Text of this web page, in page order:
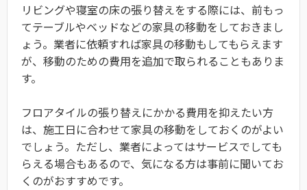
リビングや寝室の床の張り替えをする際には、前もっ
てテーブルやベッドなどの家具の移動をしておきまし
ょう。業者に依頼すれば家具の移動もしてもらえます
が、移動のための費用を追加で取られることもありま
す。
フロアタイルの張り替えにかかる費用を抑えたい方
は、施工日に合わせて家具の移動をしておくのがよい
でしょう。ただし、業者によってはサービスでしても
らえる場合もあるので、気になる方は事前に聞いてお
くのがおすすめです。